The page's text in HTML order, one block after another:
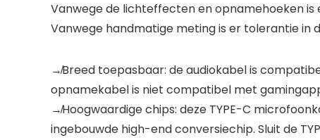
Vanwege de lichteffecten en opnamehoeken
Vanwege handmatige meting is er tolerantie in
↛Breed toepasbaar: de audiokabel is
opnamekabel is niet compatibel met
↛Hoogwaardige chips: deze TYPE-C
ingebouwde high-end conversiechip. Sluit de